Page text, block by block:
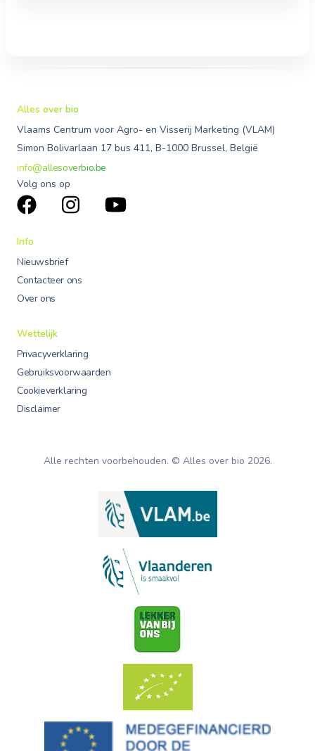
Alles over bio
Vlaams Centrum voor Agro- en Visserij Marketing (VLAM)
Simon Bolivarlaan 17 bus 411, B-1000 Brussel, België
info@allesoverbio.be
Volg ons op
Info
Nieuwsbrief
Contacteer ons
Over ons
Wettelijk
Privacyverklaring
Gebruiksvoorwaarden
Cookieverklaring
Disclaimer
Alle rechten voorbehouden. © Alles over bio 2026.